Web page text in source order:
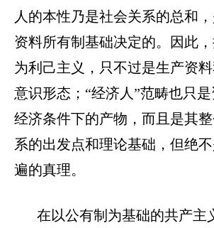
人的本性乃是社会关系的总和
资料所有制基础决定的。因此
为利己主义，只不过是生产资
意识形态；“经济人”范畴也只
经济条件下的产物，而且是其
系的出发点和理论基础，但绝
遍的真理。
在以公有制为基础的共产主